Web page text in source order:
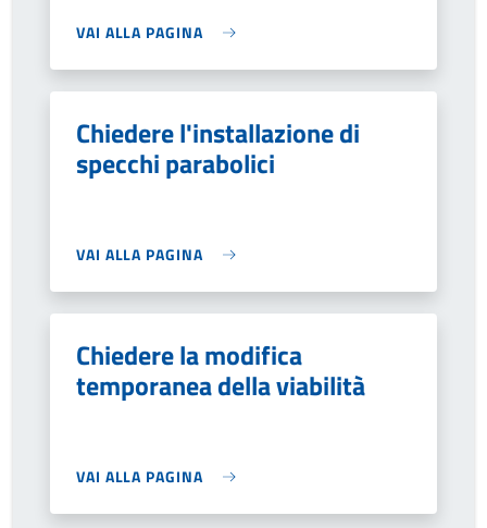
VAI ALLA PAGINA
Chiedere l'installazione di
specchi parabolici
VAI ALLA PAGINA
Chiedere la modifica
temporanea della viabilità
VAI ALLA PAGINA